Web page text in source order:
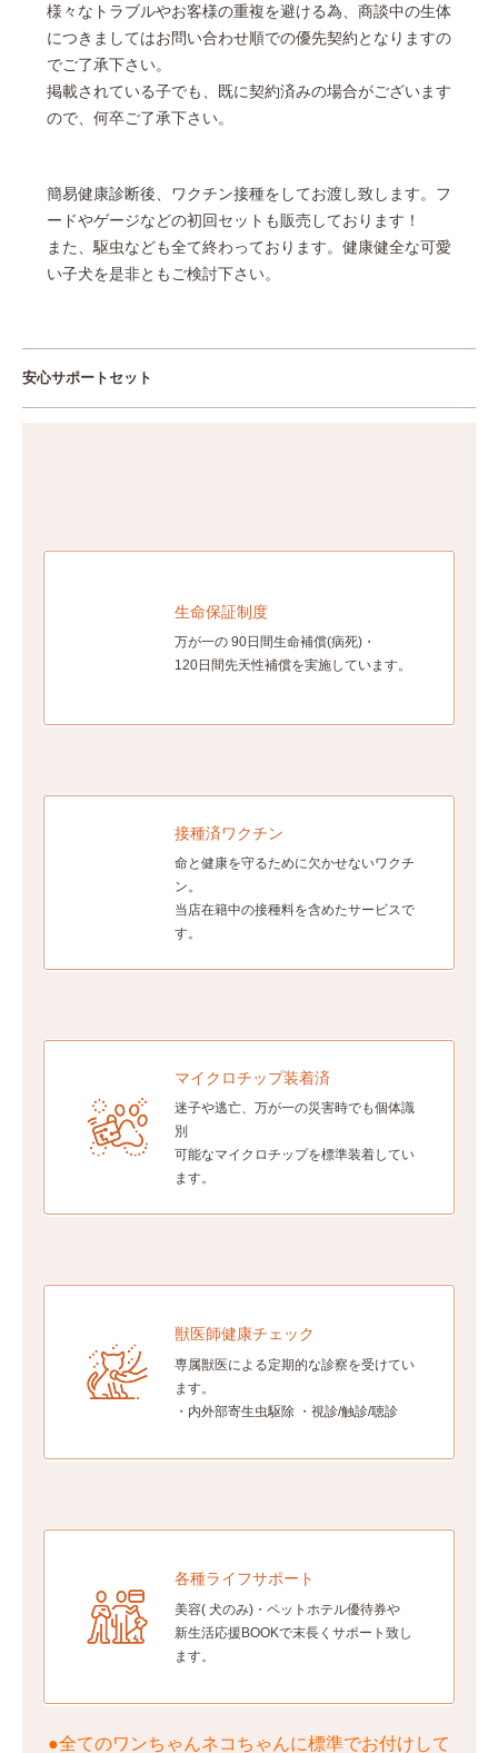
様々なトラブルやお客様の重複を避ける為、商談中の生体
につきましてはお問い合わせ順での優先契約となりますの
でご了承下さい。
掲載されている子でも、既に契約済みの場合がございます
ので、何卒ご了承下さい。
簡易健康診断後、ワクチン接種をしてお渡し致します。フ
ードやゲージなどの初回セットも販売しております！
また、駆虫なども全て終わっております。健康健全な可愛
い子犬を是非ともご検討下さい。
安心サポートセット
生命保証制度
万が一の 90日間生命補償(病死)・
120日間先天性補償を実施しています。
接種済ワクチン
命と健康を守るために欠かせないワクチ
ン。
当店在籍中の接種料を含めたサービスで
す。
マイクロチップ装着済
迷子や逃亡、万が一の災害時でも個体識
別
可能なマイクロチップを標準装着してい
ます。
獣医師健康チェック
専属獣医による定期的な診察を受けてい
ます。
・内外部寄生虫駆除 ・視診/触診/聴診
各種ライフサポート
美容( 犬のみ)・ペットホテル優待券や
新生活応援BOOKで末長くサポート致し
ます。
●全てのワンちゃんネコちゃんに標準でお付けして